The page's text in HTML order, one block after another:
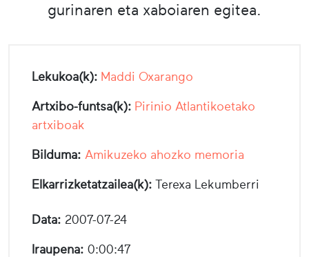
gurinaren eta xaboiaren egitea.
Lekukoa(k): Maddi Oxarango
Artxibo-funtsa(k): Pirinio Atlantikoetako
artxiboak
Bilduma: Amikuzeko ahozko memoria
Elkarrizketatzailea(k): Terexa Lekumberri
Data: 2007-07-24
Iraupena: 0:00:47